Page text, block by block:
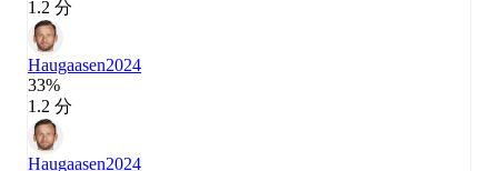
1.2 分
Haugaasen2024
33%
1.2 分
Haugaasen2024